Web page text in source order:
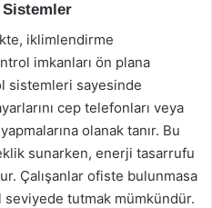
Sistemler
iklimlendirme
imkanları ön plana
sistemleri sayesinde
cep telefonları veya
olanak tanır. Bu
sunarken, enerji tasarrufu
Çalışanlar ofiste bulunmasa
seviyede tutmak mümkündür.